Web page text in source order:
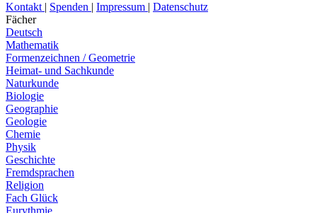
Kontakt | Spenden | Impressum | Datenschutz
Fächer
Deutsch
Mathematik
Formenzeichnen / Geometrie
Heimat- und Sachkunde
Naturkunde
Biologie
Geographie
Geologie
Chemie
Physik
Geschichte
Fremdsprachen
Religion
Fach Glück
Eurythmie